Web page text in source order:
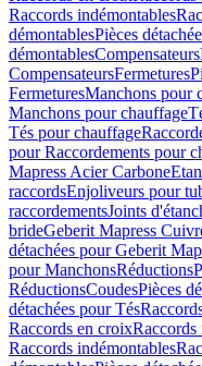
Raccords indémontables
démontablesPièces
démontablesCompensateurs
CompensateursFermetures
FermeturesManchons pour
Manchons pour chauffage
Tés pour chauffage
pour Raccordements pour
Mapress Acier Carbone
raccordsEnjoliveurs pour
raccordementsJoints
brideGeberit Mapress
détachées pour Geberit
pour ManchonsRéductions
RéductionsCoudesPièces
détachées pour Tés
Raccords en croixRaccords
Raccords indémontables